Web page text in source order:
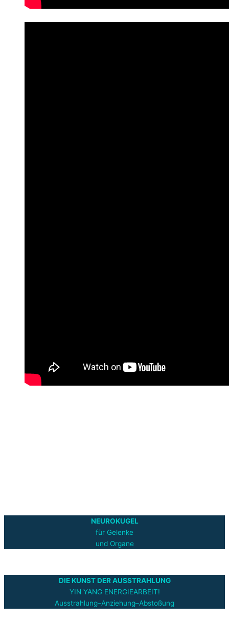
NEUROKUGEL
für Gelenke
und Organe
DIE KUNST DER AUSSTRAHLUNG
YIN YANG ENERGIEARBEIT!
Ausstrahlung–Anziehung–Abstoßung